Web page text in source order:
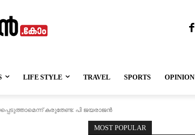
LIFE STYLE TRAVEL SPORTS OPINION
കരുതേണ്ട: പി ജയരാജൻ
MOST POPULAR